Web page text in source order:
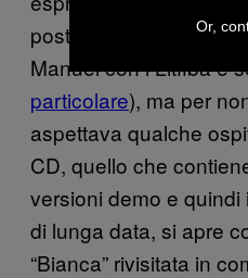
posto sull’antologia
Manuel con i Litfiba è
particolare), ma per
aspettava qualche
CD, quello che
versioni demo e
di lunga data, si apre
“Bianca” rivisitata in
Or,